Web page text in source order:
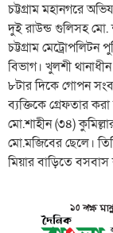
চট্টগ্রাম মহানগরে
দুই রাউন্ড গুলিসহ মো.
চট্টগ্রাম মেট্রোপলিটন
বিভাগ। খুলশী
৮টার দিকে গোপন
ব্যক্তিকে গ্রেফতার
মো.শাহীন (৩৪)
মো.মজিবের ছেলে।
মিয়ার বাড়িতে